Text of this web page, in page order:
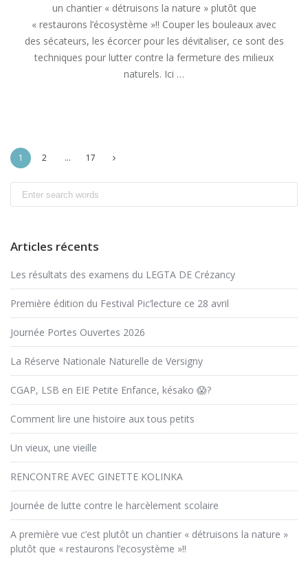
un chantier « détruisons la nature » plutôt que
« restaurons l’écosystème »!! Couper les bouleaux avec
des sécateurs, les écorcer pour les dévitaliser, ce sont des
techniques pour lutter contre la fermeture des milieux
naturels. Ici …
CHANTIER
LA
L’ECOSYSTÈME »!! »
Navigation
des
articles
1 2 … 17
Search
for:
Articles récents
Les résultats des examens du LEGTA DE Crézancy
Première édition du Festival Pic’lecture ce 28 avril
Journée Portes Ouvertes 2026
La Réserve Nationale Naturelle de Versigny
CGAP, LSB en EIE Petite Enfance, késako 😱?
Comment lire une histoire aux tous petits
Un vieux, une vieille
RENCONTRE AVEC GINETTE KOLINKA
Journée de lutte contre le harcèlement scolaire
A première vue c’est plutôt un chantier « détruisons la nature »
plutôt que « restaurons l’ecosystème »!!